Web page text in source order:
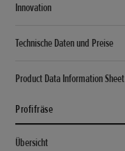
Innovation
Technische Daten und Preise
Product Data Information Sheet
Profifräse
Übersicht